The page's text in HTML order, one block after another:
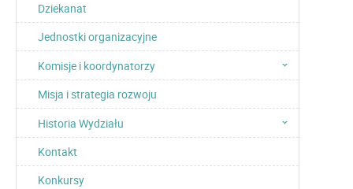
Dziekanat
Jednostki organizacyjne
Komisje i koordynatorzy
Misja i strategia rozwoju
Historia Wydziału
Kontakt
Konkursy